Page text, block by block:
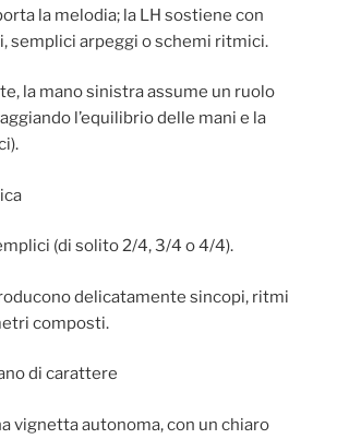
la melodia; la LH sostiene con
semplici arpeggi o schemi ritmici.
la mano sinistra assume un ruolo
l’equilibrio delle mani e la
(di solito 2/4, 3/4 o 4/4).
delicatamente sincopi, ritmi
composti.
di carattere
vignetta autonoma, con un chiaro